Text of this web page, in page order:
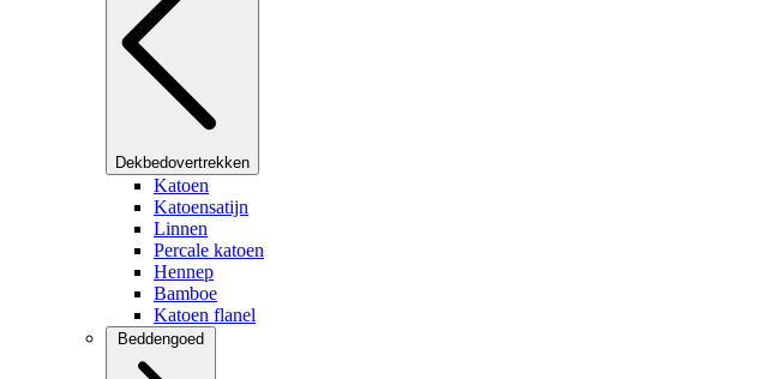
Dekbedovertrekken
Katoen
Katoensatijn
Linnen
Percale katoen
Hennep
Bamboe
Katoen flanel
Beddengoed